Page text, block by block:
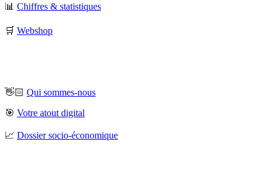
📊 Chiffres & statistiques
🛒 Webshop
👋🏻 Qui sommes-nous
🎯 Votre atout digital
📈 Dossier socio-économique